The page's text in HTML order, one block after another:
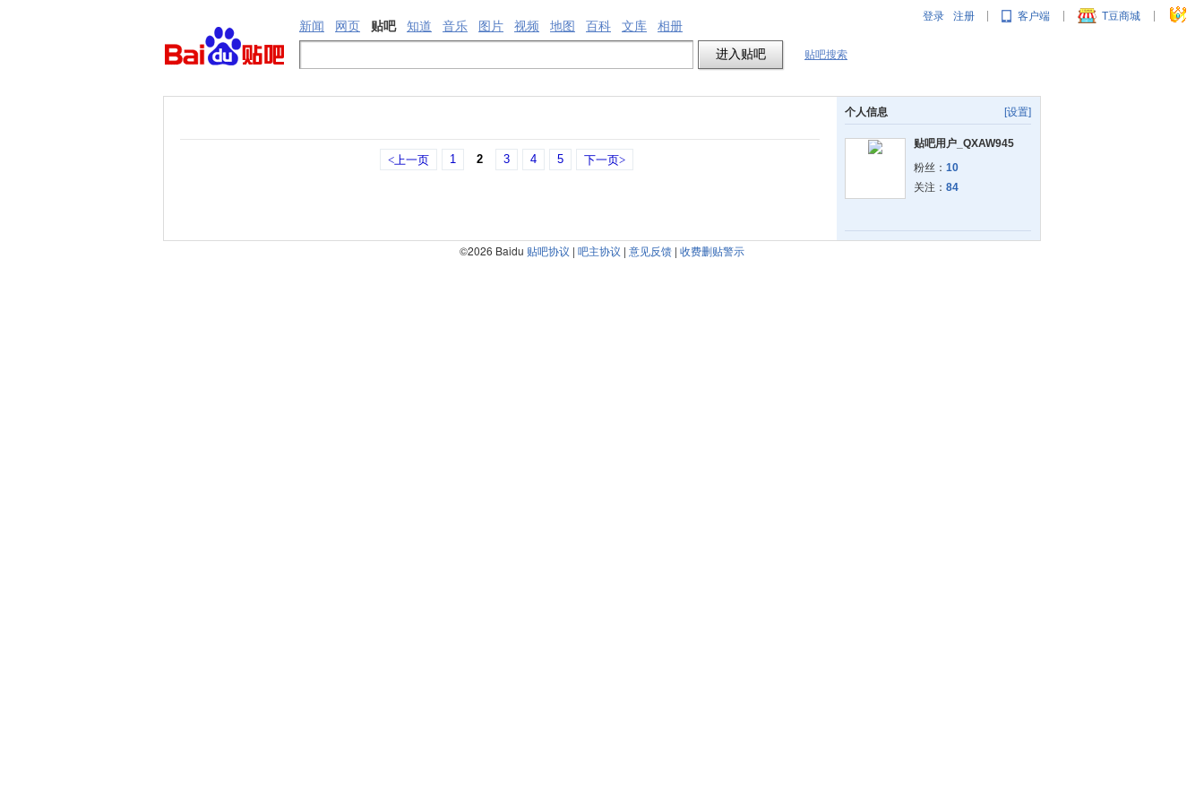
登录 注册 | 客户端 | T豆商城 |
新闻 网页 贴吧 知道 音乐 图片 视频 地图 百科 文库 相册
贴吧搜索
<上一页 1 2 3 4 5 下一页>
[设置]
个人信息
贴吧用户_QXAW945
粉丝： 10
关注： 84
©2026 Baidu 贴吧协议 | 吧主协议 | 意见反馈 | 收费删贴警示